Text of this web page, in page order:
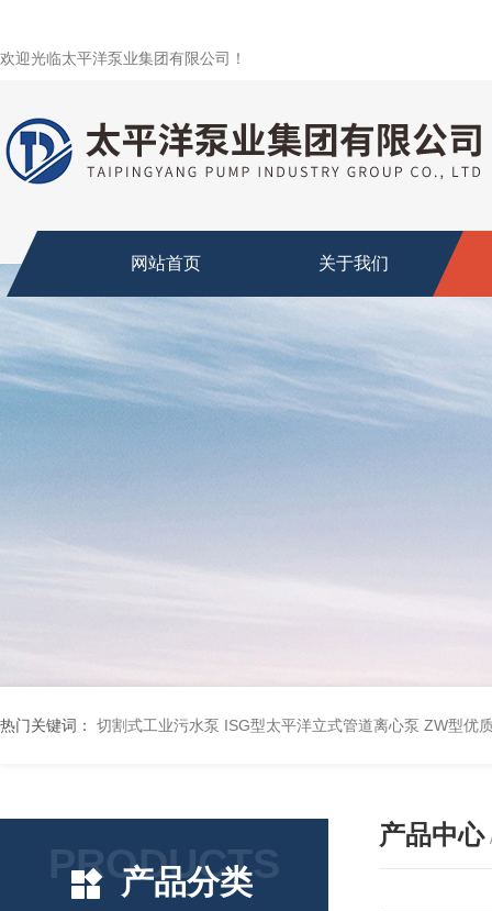
欢迎光临太平洋泵业集团有限公司！
网站首页 关于我们
热门关键词： 切割式工业污水泵 ISG型太平洋立式管道离心泵 ZW型优
PRODUCTS
产品分类
产品中心